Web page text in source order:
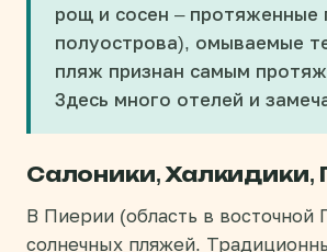
рощ и сосен – протяженные
полуострова), омываемые
пляж признан самым
Здесь много отелей и
Салоники, Халкидики,
В Пиерии (область в восточной
солнечных пляжей.